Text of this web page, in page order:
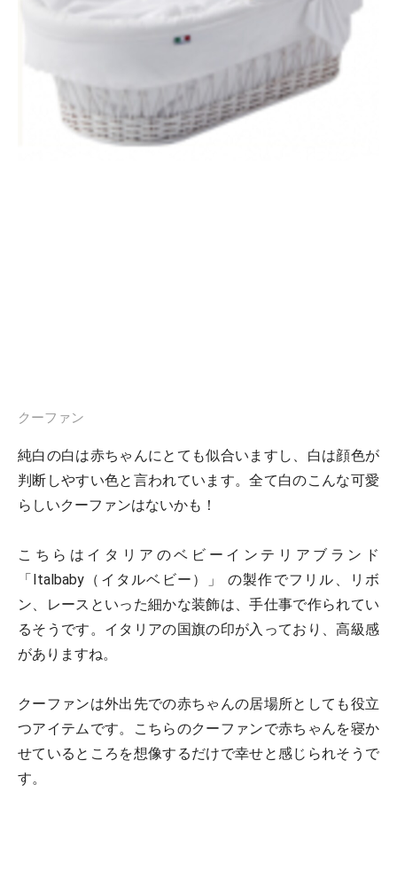
クーファン
純白の白は赤ちゃんにとても似合いますし、白は顔色が
判断しやすい色と言われています。全て白のこんな可愛
らしいクーファンはないかも！
こちらはイタリアのベビーインテリアブランド
「Italbaby（イタルベビー）」 の製作でフリル、リボ
ン、レースといった細かな装飾は、手仕事で作られてい
るそうです。イタリアの国旗の印が入っており、高級感
がありますね。
クーファンは外出先での赤ちゃんの居場所としても役立
つアイテムです。こちらのクーファンで赤ちゃんを寝か
せているところを想像するだけで幸せと感じられそうで
す。